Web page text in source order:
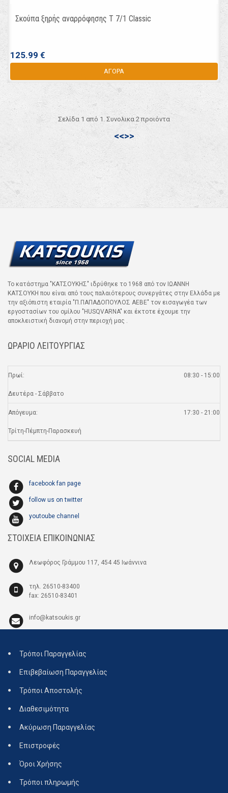
Σκούπα ξηρής αναρρόφησης T 7/1 Classic
125.99 €
ΑΓΟΡΑ
Σελίδα 1 από 1. Συνολικα 2 προιόντα
<<>>
Το κατάστημα "ΚΑΤΣΟΥΚΗΣ" ιδρύθηκε το 1968 από τον ΙΩΑΝΝΗ
ΚΑΤΣΟΥΚΗ που είναι από τους παλαιότερους συνεργάτες στην Ελλάδα με
την αξιόπιστη εταιρία "Π.ΠΑΠΑΔΟΠΟΥΛΟΣ ΑΕΒΕ" τον εισαγωγέα των
εργοστασίων του ομίλου "HUSQVARNA" και έκτοτε έχουμε την
αποκλειστική διανομή στην περιοχή μας .
ΩΡΑΡΙΟ ΛΕΙΤΟΥΡΓΙΑΣ
Πρωί:
Δευτέρα - Σάββατο
08:30 - 15:00
Απόγευμα:
Τρίτη-Πέμπτη-Παρασκευή
17:30 - 21:00
SOCIAL MEDIA
facebook fan page
follow us on twitter
youtoube channel
ΣΤΟΙΧΕΙΑ ΕΠΙΚΟΙΝΩΝΙΑΣ
Λεωφόρος Γράμμου 117, 454 45 Ιωάννινα
τηλ. 26510-83400
fax: 26510-83401
info@katsoukis.gr
Τρόποι Παραγγελίας
Επιβεβαίωση Παραγγελίας
Τρόποι Αποστολής
Διαθεσιμότητα
Ακύρωση Παραγγελίας
Επιστροφές
Όροι Χρήσης
Τρόποι πληρωμής